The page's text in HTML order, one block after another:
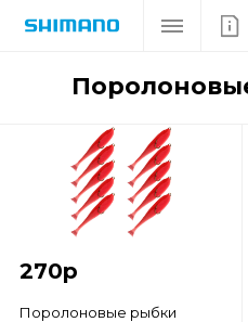
270р
Поролоновые рыбки